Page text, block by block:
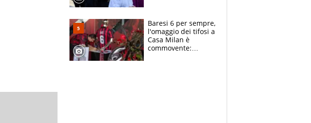
circondati
dall'affetto dei tifosi
Baresi 6 per sempre,
l'omaggio dei tifosi a
Casa Milan è
commovente: